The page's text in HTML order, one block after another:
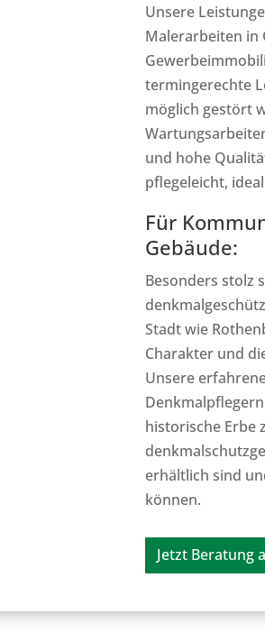
Unsere
Malerarbeiten in
termingerechte
möglich gestört
und hohe
pflegeleicht,
Für
Gebäude:
Besonders stolz
Stadt wie
Charakter und
Unsere
historische Erbe
erhältlich sind
können.
Jetzt Beratung